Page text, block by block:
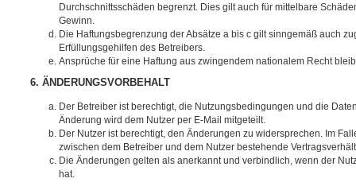
Durchschnittsschäden begrenzt. Dies gilt auch für mittelbare
Gewinn.
Die Haftungsbegrenzung der Absätze a bis c gilt sinngemäß auch
Erfüllungsgehilfen des Betreibers.
Ansprüche für eine Haftung aus zwingendem nationalem Recht
6. ÄNDERUNGSVORBEHALT
Der Betreiber ist berechtigt, die Nutzungsbedingungen und die
Änderung wird dem Nutzer per E-Mail mitgeteilt.
Der Nutzer ist berechtigt, den Änderungen zu widersprechen. Im
zwischen dem Betreiber und dem Nutzer bestehende
Die Änderungen gelten als anerkannt und verbindlich, wenn der
hat.